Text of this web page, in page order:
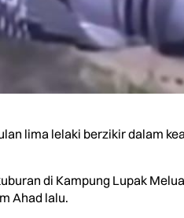
lima lelaki berzikir dalam
di Kampung Lupak
Ahad lalu.